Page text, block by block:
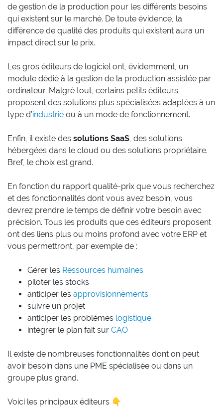
de gestion de la production pour les différents besoins
qui existent sur le marché. De toute évidence, la
différence de qualité des produits qui existent aura un
impact direct sur le prix.
Les gros éditeurs de logiciel ont, évidemment, un
module dédié à la gestion de la production assistée par
ordinateur. Malgré tout, certains petits éditeurs
proposent des solutions plus spécialisées adaptées à un
type d’industrie ou à un mode de fonctionnement.
Enfin, il existe des solutions SaaS , des solutions
hébergées dans le cloud ou des solutions propriétaire.
Bref, le choix est grand.
En fonction du rapport qualité-prix que vous recherchez
et des fonctionnalités dont vous avez besoin, vous
devrez prendre le temps de définir votre besoin avec
précision. Tous les produits que ces éditeurs proposent
ont des liens plus ou moins profond avec votre ERP et
vous permettront, par exemple de :
Gérer les Ressources humaines
piloter les stocks
anticiper les approvisionnements
suivre un projet
anticiper les problèmes logistique
intégrer le plan fait sur CAO
Il existe de nombreuses fonctionnalités dont on peut
avoir besoin dans une PME spécialisée ou dans un
groupe plus grand.
Voici les principaux éditeurs 👇